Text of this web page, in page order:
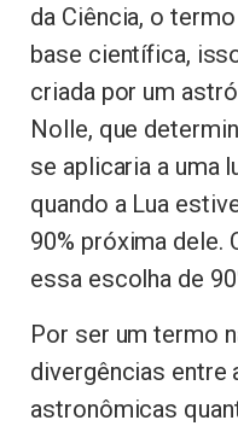
da Ciência, o
base científica,
criada por um
Nolle, que
se aplicaria a uma
quando a Lua
90% próxima dele.
essa escolha de
Por ser um termo
divergências entre
astronômicas